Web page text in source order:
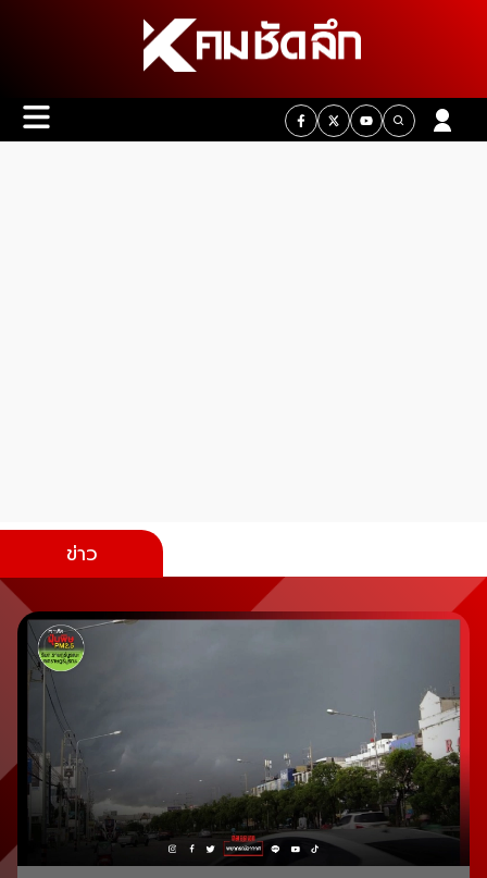
ข่าว